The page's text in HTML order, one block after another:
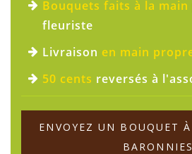
Bouquets faits à la main
fleuriste
Livraison en main
50 cents reversés à
ENVOYEZ UN BOUQUET
BARONNIES